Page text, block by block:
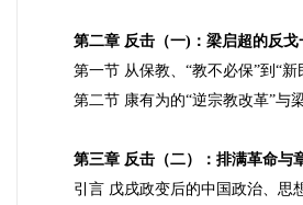
第二章 反击（一)：梁启超的反戈
第一节 从保教、“教不必保”到“新
第二节 康有为的“逆宗教改革”与
第三章 反击（二）：排满革命与
引言 戊戌政变后的中国政治、思